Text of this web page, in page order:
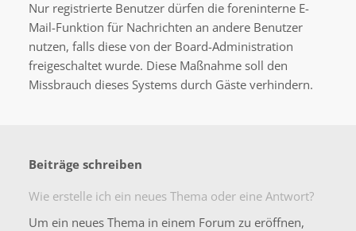
Nur registrierte Benutzer dürfen die foreninterne E-
Mail-Funktion für Nachrichten an andere Benutzer
nutzen, falls diese von der Board-Administration
freigeschaltet wurde. Diese Maßnahme soll den
Missbrauch dieses Systems durch Gäste verhindern.
Beiträge schreiben
Wie erstelle ich ein neues Thema oder eine Antwort?
Um ein neues Thema in einem Forum zu eröffnen,